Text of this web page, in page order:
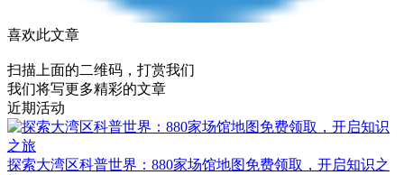
喜欢此文章
扫描上面的二维码，打赏我们
我们将写更多精彩的文章
近期活动
探索大湾区科普世界：880家场馆地图免费领取，开启知识之